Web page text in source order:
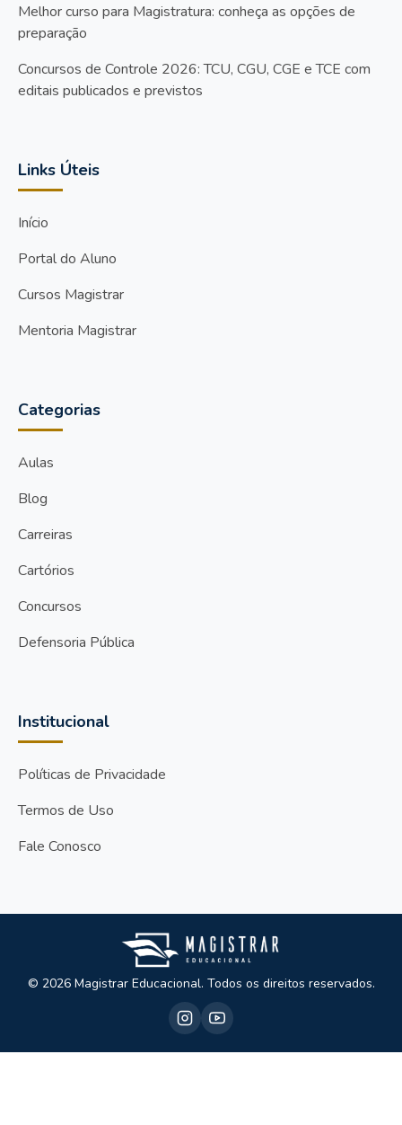
Melhor curso para Magistratura: conheça as opções de
preparação
Concursos de Controle 2026: TCU, CGU, CGE e TCE com
editais publicados e previstos
Links Úteis
Início
Portal do Aluno
Cursos Magistrar
Mentoria Magistrar
Categorias
Aulas
Blog
Carreiras
Cartórios
Concursos
Defensoria Pública
Institucional
Políticas de Privacidade
Termos de Uso
Fale Conosco
© 2026 Magistrar Educacional. Todos os direitos reservados.